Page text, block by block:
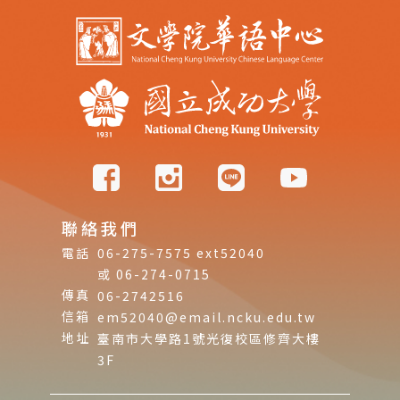
聯絡我們
電話
傳真
信箱
地址
06-275-7575 ext52040
或 06-274-0715
06-2742516
em52040@email.ncku.edu.tw
臺南市大學路1號光復校區修齊大樓
3F